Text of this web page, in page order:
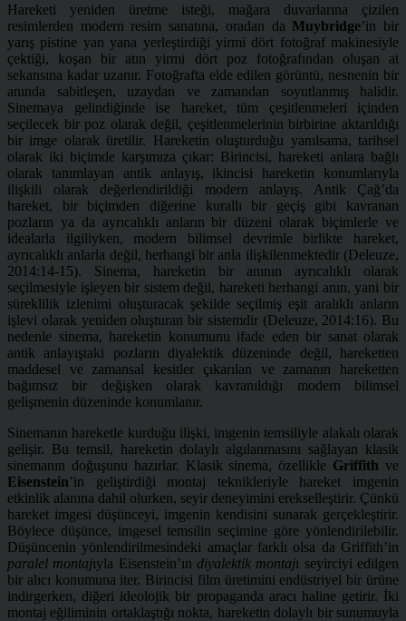
Hareketi yeniden üretme isteği, mağara duvarlarına çizilen
resimlerden modern resim sanatına, oradan da Muybridge’in bir
yarış pistine yan yana yerleştirdiği yirmi dört fotoğraf makinesiyle
çektiği, koşan bir atın yirmi dört poz fotoğrafından oluşan at
sekansına kadar uzanır. Fotoğrafta elde edilen görüntü, nesnenin bir
anında sabitleşen, uzaydan ve zamandan soyutlanmış halidir.
Sinemaya gelindiğinde ise hareket, tüm çeşitlenmeleri içinden
seçilecek bir poz olarak değil, çeşitlenmelerinin birbirine aktarıldığı
bir imge olarak üretilir. Hareketin oluşturduğu yanılsama, tarihsel
olarak iki biçimde karşımıza çıkar: Birincisi, hareketi anlara bağlı
olarak tanımlayan antik anlayış, ikincisi hareketin konumlarıyla
ilişkili olarak değerlendirildiği modern anlayış. Antik Çağ’da
hareket, bir biçimden diğerine kurallı bir geçiş gibi kavranan
pozların ya da ayrıcalıklı anların bir düzeni olarak biçimlerle ve
idealarla ilgiliyken, modern bilimsel devrimle birlikte hareket,
ayrıcalıklı anlarla değil, herhangi bir anla ilişkilenmektedir (Deleuze,
2014:14-15). Sinema, hareketin bir anının ayrıcalıklı olarak
seçilmesiyle işleyen bir sistem değil, hareketi herhangi anın, yani bir
süreklilik izlenimi oluşturacak şekilde seçilmiş eşit aralıklı anların
işlevi olarak yeniden oluşturan bir sistemdir (Deleuze, 2014:16). Bu
nedenle sinema, hareketin konumunu ifade eden bir sanat olarak
antik anlayıştaki pozların diyalektik düzeninde değil, hareketten
maddesel ve zamansal kesitler çıkarılan ve zamanın hareketten
bağımsız bir değişken olarak kavranıldığı modern bilimsel
gelişmenin düzeninde konumlanır.
Sinemanın hareketle kurduğu ilişki, imgenin temsiliyle alakalı olarak
gelişir. Bu temsil, hareketin dolaylı algılanmasını sağlayan klasik
sinemanın doğuşunu hazırlar. Klasik sinema, özellikle Griffith ve
Eisenstein’in geliştirdiği montaj teknikleriyle hareket imgenin
etkinlik alanına dahil olurken, seyir deneyimini erekselleştirir. Çünkü
hareket imgesi düşünceyi, imgenin kendisini sunarak gerçekleştirir.
Böylece düşünce, imgesel temsilin seçimine göre yönlendirilebilir.
Düşüncenin yönlendirilmesindeki amaçlar farklı olsa da Griffith’in
paralel montajıyla Eisenstein’ın diyalektik montajı seyirciyi edilgen
bir alıcı konumuna iter. Birincisi film üretimini endüstriyel bir ürüne
indirgerken, diğeri ideolojik bir propaganda aracı haline getirir. İki
montaj eğiliminin ortaklaştığı nokta, hareketin dolaylı bir sunumuyla